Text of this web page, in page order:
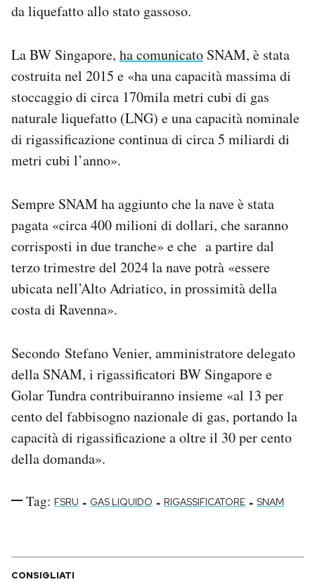
da liquefatto allo stato gassoso.
La BW Singapore, ha comunicato SNAM, è stata
costruita nel 2015 e «ha una capacità massima di
stoccaggio di circa 170mila metri cubi di gas
naturale liquefatto (LNG) e una capacità nominale
di rigassificazione continua di circa 5 miliardi di
metri cubi l’anno».
Sempre SNAM ha aggiunto che la nave è stata
pagata «circa 400 milioni di dollari, che saranno
corrisposti in due tranche» e che a partire dal
terzo trimestre del 2024 la nave potrà «essere
ubicata nell’Alto Adriatico, in prossimità della
costa di Ravenna».
Secondo Stefano Venier, amministratore delegato
della SNAM, i rigassificatori BW Singapore e
Golar Tundra contribuiranno insieme «al 13 per
cento del fabbisogno nazionale di gas, portando la
capacità di rigassificazione a oltre il 30 per cento
della domanda».
Tag: FSRU - GAS LIQUIDO - RIGASSIFICATORE - SNAM
CONSIGLIATI